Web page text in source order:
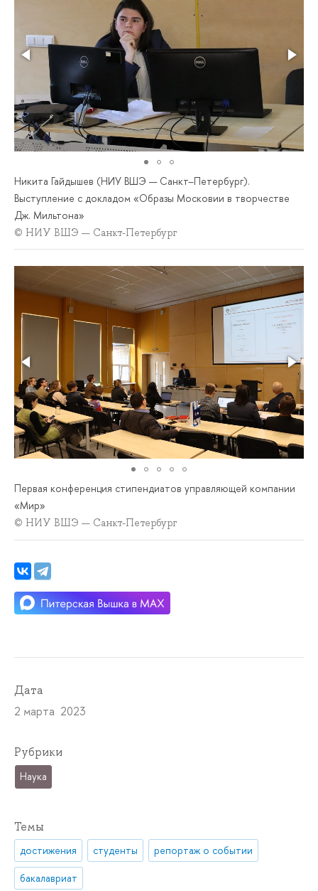
Никита Гайдышев (НИУ ВШЭ — Санкт–Петербург).
Выступление с докладом «Образы Московии в творчестве
Дж. Мильтона»
© НИУ ВШЭ — Санкт-Петербург
Первая конференция стипендиатов управляющей компании
«Мир»
© НИУ ВШЭ — Санкт-Петербург
Дата
2 марта 2023
Рубрики
Наука
Темы
достижения студенты репортаж о событии
бакалавриат